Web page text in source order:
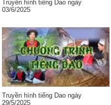
Truyền hình tiếng Dao ngày
03/6/2025
Truyền hình tiếng Dao ngày
29/5/2025